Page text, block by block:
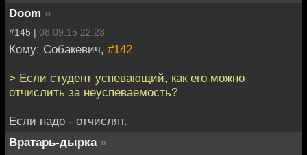
Doom »
#145 | 08.09.15 22:23
Кому: Собакевич, #142
> Если студент успевающий, как его можно
отчислить за неуспеваемость?
Если надо - отчислят.
Вратарь-дырка »